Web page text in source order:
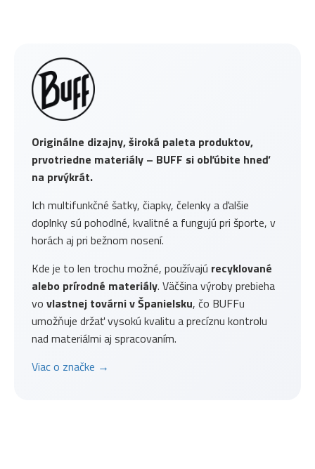
Originálne dizajny, široká paleta produktov,
prvotriedne materiály – BUFF si obľúbite hneď
na prvýkrát.
Ich multifunkčné šatky, čiapky, čelenky a ďalšie
doplnky sú pohodlné, kvalitné a fungujú pri športe, v
horách aj pri bežnom nosení.
Kde je to len trochu možné, používajú recyklované
alebo prírodné materiály. Väčšina výroby prebieha
vo vlastnej továrni v Španielsku, čo BUFFu
umožňuje držať vysokú kvalitu a precíznu kontrolu
nad materiálmi aj spracovaním.
Viac o značke →